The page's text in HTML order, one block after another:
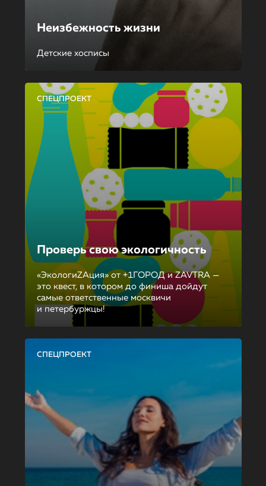
Неизбежность жизни
Детские хосписы
СПЕЦПРОЕКТ
Проверь свою экологичность
«ЭкологиZAция» от +1ГОРОД и ZAVTRA —
это квест, в котором до финиша дойдут
самые ответственные москвичи
и петербуржцы!
СПЕЦПРОЕКТ